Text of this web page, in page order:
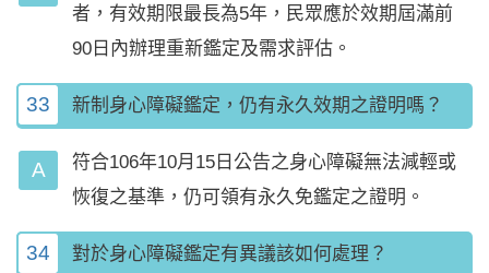
者，有效期限最長為5年，民眾應於效期屆滿前
90日內辦理重新鑑定及需求評估。
33 新制身心障礙鑑定，仍有永久效期之證明嗎？
符合106年10月15日公告之身心障礙無法減輕或
恢復之基準，仍可領有永久免鑑定之證明。
34 對於身心障礙鑑定有異議該如何處理？